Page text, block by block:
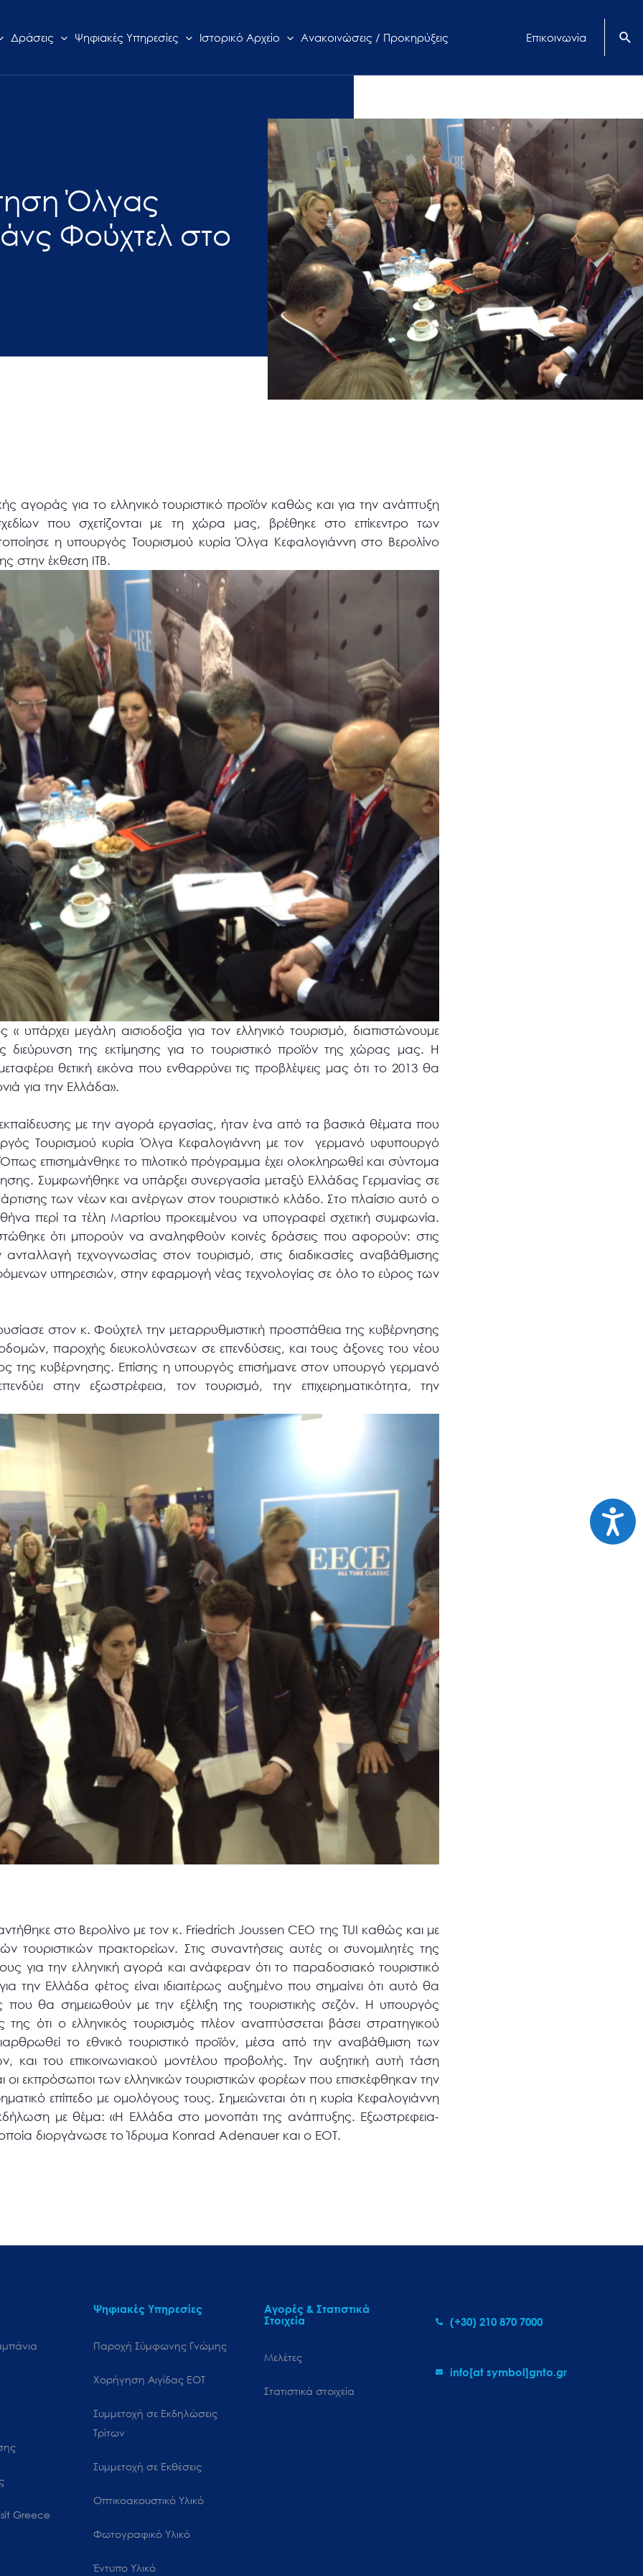
Δράσεις Ψηφιακές Υπηρεσίες Ιστορικό Αρχείο Ανακοινώσεις / Προκηρύξεις Επικοινωνία
Όλγας
Φούχτελ στο
αγοράς για το ελληνικό τουριστικό προϊόν καθώς και για την ανάπτυξη
που σχετίζονται με τη χώρα μας, βρέθηκε στο επίκεντρο των
η υπουργός Τουρισμού κυρία Όλγα Κεφαλογιάννη στο Βερολίνο
στην έκθεση ITB.
μεγάλη αισιοδοξία για τον ελληνικό τουρισμό, διαπιστώνουμε
διεύρυνση της εκτίμησης για το τουριστικό προϊόν της χώρας μας. Η
θετική εικόνα που ενθαρρύνει τις προβλέψεις μας ότι το 2013 θα
για την Ελλάδα».
με την αγορά εργασίας, ήταν ένα από τα βασικά θέματα που
Τουρισμού κυρία Όλγα Κεφαλογιάννη με τον γερμανό υφυπουργό
επισημάνθηκε το πιλοτικό πρόγραμμα έχει ολοκληρωθεί και σύντομα
Συμφωνήθηκε να υπάρξει συνεργασία μεταξύ Ελλάδας Γερμανίας σε
των νέων και ανέργων στον τουριστικό κλάδο. Στο πλαίσιο αυτό ο
περί τα τέλη Μαρτίου προκειμένου να υπογραφεί σχετική συμφωνία.
ότι μπορούν να αναληφθούν κοινές δράσεις που αφορούν: στις
ανταλλαγή τεχνογνωσίας στον τουρισμό, στις διαδικασίες αναβάθμισης
υπηρεσιών, στην εφαρμογή νέας τεχνολογίας σε όλο το εύρος των
στον κ. Φούχτελ την μεταρρυθμιστική προσπάθεια της κυβέρνησης
παροχής διευκολύνσεων σε επενδύσεις, και τους άξονες του νέου
της κυβέρνησης. Επίσης η υπουργός επισήμανε στον υπουργό γερμανό
στην εξωστρέφεια, τον τουρισμό, την επιχειρηματικότητα, την
στο Βερολίνο με τον κ. Friedrich Joussen CEO της TUI καθώς και με
τουριστικών πρακτορείων. Στις συναντήσεις αυτές οι συνομιλητές της
για την ελληνική αγορά και ανάφεραν ότι το παραδοσιακό τουριστικό
την Ελλάδα φέτος είναι ιδιαιτέρως αυξημένο που σημαίνει ότι αυτό θα
που θα σημειωθούν με την εξέλιξη της τουριστικής σεζόν. Η υπουργός
της ότι ο ελληνικός τουρισμός πλέον αναπτύσσεται βάσει στρατηγικού
το εθνικό τουριστικό προϊόν, μέσα από την αναβάθμιση των
και του επικοινωνιακού μοντέλου προβολής. Την αυξητική αυτή τάση
εκπρόσωποι των ελληνικών τουριστικών φορέων που επισκέφθηκαν την
επίπεδο με ομολόγους τους. Σημειώνεται ότι η κυρία Κεφαλογιάννη
με θέμα: «Η Ελλάδα στο μονοπάτι της ανάπτυξης. Εξωστρεφεια-
οποία διοργάνωσε το Ίδρυμα Konrad Adenauer και ο ΕΟΤ.
Greece
Ψηφιακές Υπηρεσίες
Παροχή Σύμφωνης Γνώμης
Χορήγηση Αιγίδας ΕΟΤ
Συμμετοχή σε Εκδηλώσεις
Τρίτων
Συμμετοχή σε Εκθέσεις
Οπτικοακουστικό Υλικό
Φωτογραφικό Υλικό
Έντυπο Υλικό
Αγορές & Στατιστικά
Στοιχεία
Μελέτες
Στατιστικά στοιχεία
(+30) 210 870 7000
info[at symbol]gnto.gr